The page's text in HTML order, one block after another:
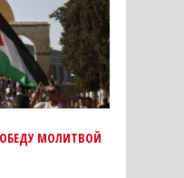
МОЛИТВОЙ